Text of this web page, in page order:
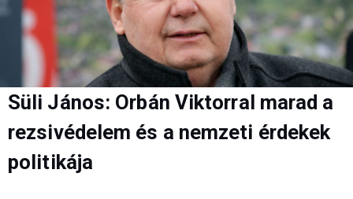
Süli János: Orbán Viktorral marad a
rezsivédelem és a nemzeti érdekek
politikája